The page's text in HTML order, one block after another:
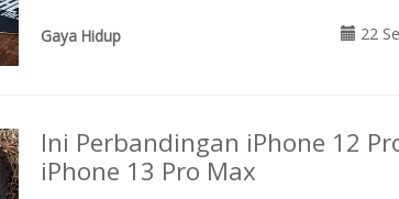
Gaya Hidup 22
Ini Perbandingan iPhone 12
iPhone 13 Pro Max